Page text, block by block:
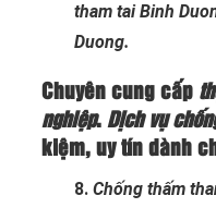
tham tai Binh
Duong.
Chuyên cung cấp
nghiệp. Dịch vụ
kiệm, uy tín dành
8. Chống thấm